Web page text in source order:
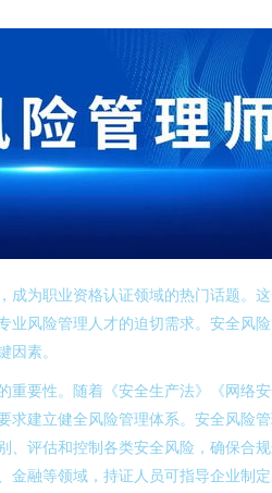
成为职业资格认证领域的热门话题。
业风险管理人才的迫切需求。安全风
因素。
重要性。随着《安全生产法》《网络
求建立健全风险管理体系。安全风险
、评估和控制各类安全风险，确保合
金融等领域，持证人员可指导企业制